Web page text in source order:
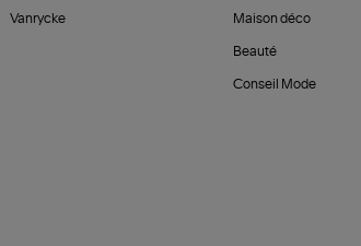
Vanrycke Maison déco
Beauté
Conseil Mode